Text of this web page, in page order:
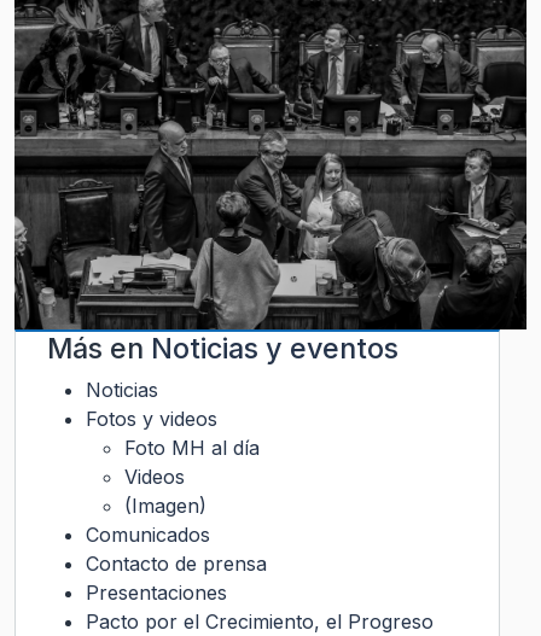
Más en Noticias y eventos
Noticias
Fotos y videos
Foto MH al día
Videos
(Imagen)
Comunicados
Contacto de prensa
Presentaciones
Pacto por el Crecimiento, el Progreso